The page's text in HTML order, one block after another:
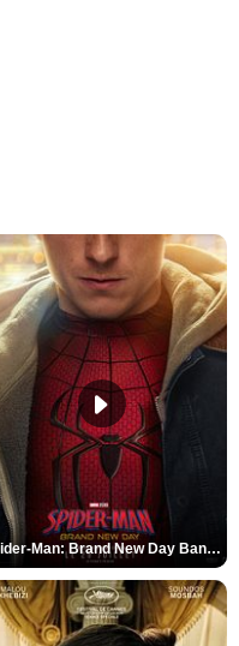
Spider-Man: Brand New Day Bande-annonce VO STFR